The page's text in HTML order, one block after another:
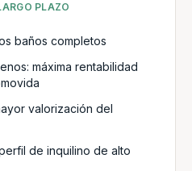
PLAZO
baños completos
máxima rentabilidad
valorización del
de inquilino de alto